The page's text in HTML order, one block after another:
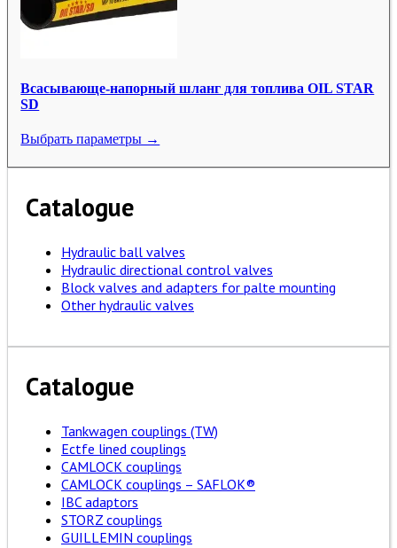
Всасывающе-напорный шланг для топлива OIL STAR
SD
Выбрать параметры →
Catalogue
Hydraulic ball valves
Hydraulic directional control valves
Block valves and adapters for palte mounting
Other hydraulic valves
Catalogue
Tankwagen couplings (TW)
Ectfe lined couplings
CAMLOCK couplings
CAMLOCK couplings – SAFLOK®
IBC adaptors
STORZ couplings
GUILLEMIN couplings